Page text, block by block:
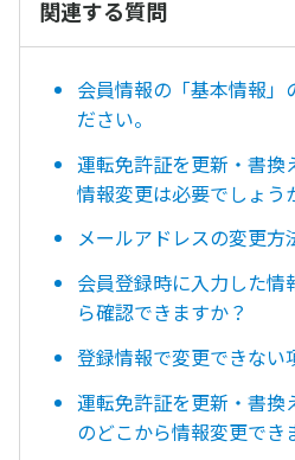
関連する質問
会員情報の「基本情報」
ださい。
運転免許証を更新・書換
情報変更は必要でしょう
メールアドレスの変更方
会員登録時に入力した
ら確認できますか？
登録情報で変更できない
運転免許証を更新・書換
のどこから情報変更でき